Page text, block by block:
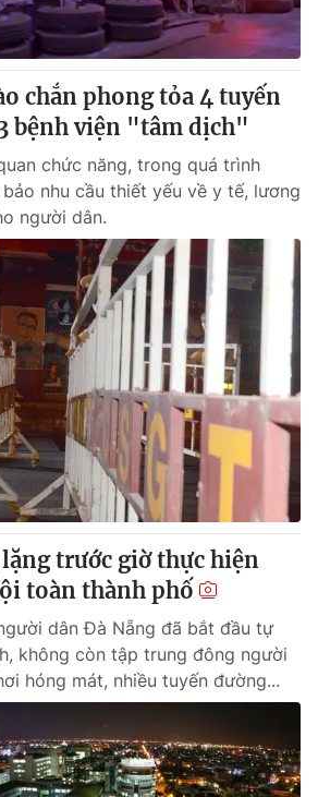
chắn phong tỏa 4 tuyến
bệnh viện "tâm dịch"
chức năng, trong quá trình
nhu cầu thiết yếu về y tế, lương
người dân.
trước giờ thực hiện
toàn thành phố
dân Đà Nẵng đã bắt đầu tự
không còn tập trung đông người
hóng mát, nhiều tuyến đường...